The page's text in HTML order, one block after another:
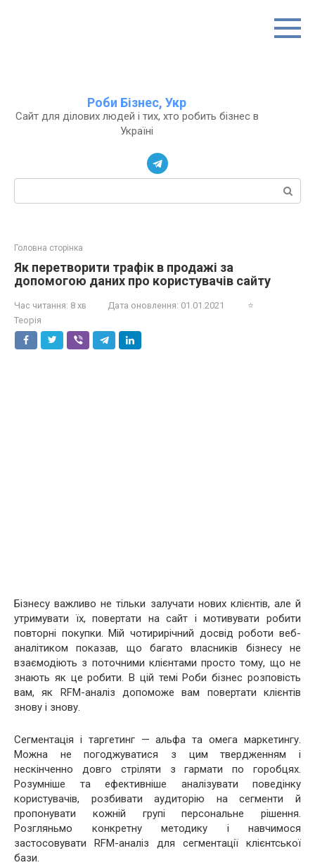
Роби Бізнес, Укр
Сайт для ділових людей і тих, хто робить бізнес в
Україні
Головна сторінка
Як перетворити трафік в продажі за
допомогою даних про користувачів сайту
Час читання: 8 хв Дата оновлення: 01.01.2021
⭐
Теорія
Бізнесу важливо не тільки залучати нових клієнтів, але й
утримувати їх, повертати на сайт і мотивувати робити
повторні покупки. Мій чотирирічний досвід роботи веб-
аналітиком показав, що багато власників бізнесу не
взаємодіють з поточними клієнтами просто тому, що не
знають як це робити. В цій темі Роби бізнес розповість
вам, як RFM-аналіз допоможе вам повертати клієнтів
знову і знову.
Сегментація і таргетинг — альфа та омега маркетингу.
Можна не погоджуватися з цим твердженням і
нескінченно довго стріляти з гармати по горобцях.
Розумніше та ефективніше аналізувати поведінку
користувачів, розбивати аудиторію на сегменти й
пропонувати кожній групі персональне рішення.
Розгляньмо конкретну методику і навчимося
застосовувати RFM-аналіз для сегментації клієнтської
бази.